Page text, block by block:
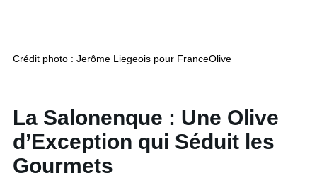
Crédit photo : Jerôme Liegeois pour FranceOlive
La Salonenque : Une Olive
d’Exception qui Séduit les
Gourmets